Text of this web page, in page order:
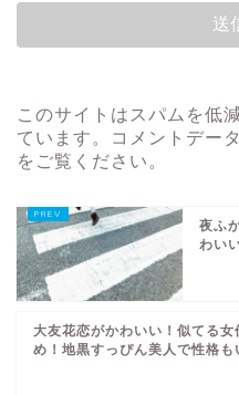
このサイトはスパムを低
ています。
コメントデー
をご覧ください 。
夜ふ
わい
大友花恋がかわいい！似てる女
め！地黒すっぴん美人で性格も